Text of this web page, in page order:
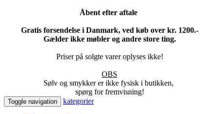
Åbent efter aftale
Gratis forsendelse i Danmark, ved køb over kr. 1200.-
Gælder ikke møbler og andre store ting.
Priser på solgte varer oplyses ikke!
OBS
Sølv og smykker er ikke fysisk i butikken,
spørg for fremvisning!
Toggle navigation kategorier